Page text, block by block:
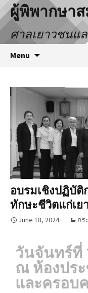
ผู้พิพากษา
ศาลเยาวชนแ
Menu
อบรมเชิงปฏิบัติก
ทักษะชีวิตแก่เย
June 18, 2024 กร
วันจันทร์ที่
ณ ห้องปร
และครอบ